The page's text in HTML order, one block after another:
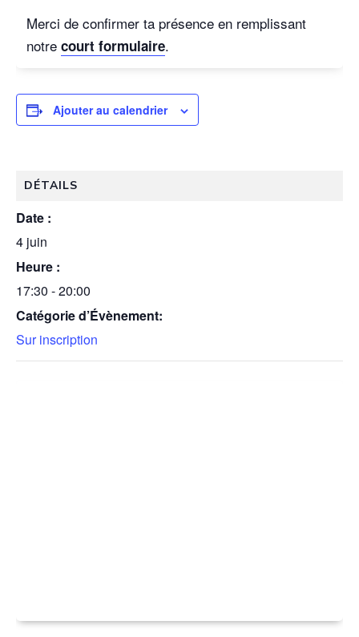
Merci de confirmer ta présence en remplissant
notrecourt formulaire.
Ajouter au calendrier
DÉTAILS
Date :
4 juin
Heure :
17:30 - 20:00
Catégorie d’Évènement:
Sur inscription